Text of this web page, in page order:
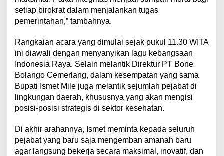
setiap birokrat dalam menjalankan tugas
pemerintahan,” tambahnya.
​Rangkaian acara yang dimulai sejak pukul 11.30 WITA
ini diawali dengan menyanyikan lagu kebangsaan
Indonesia Raya. Selain melantik Direktur PT Bone
Bolango Cemerlang, dalam kesempatan yang sama
Bupati Ismet Mile juga melantik sejumlah pejabat di
lingkungan daerah, khususnya yang akan mengisi
posisi-posisi strategis di sektor kesehatan.
​Di akhir arahannya, Ismet meminta kepada seluruh
pejabat yang baru saja mengemban amanah baru
agar langsung bekerja secara maksimal, inovatif, dan